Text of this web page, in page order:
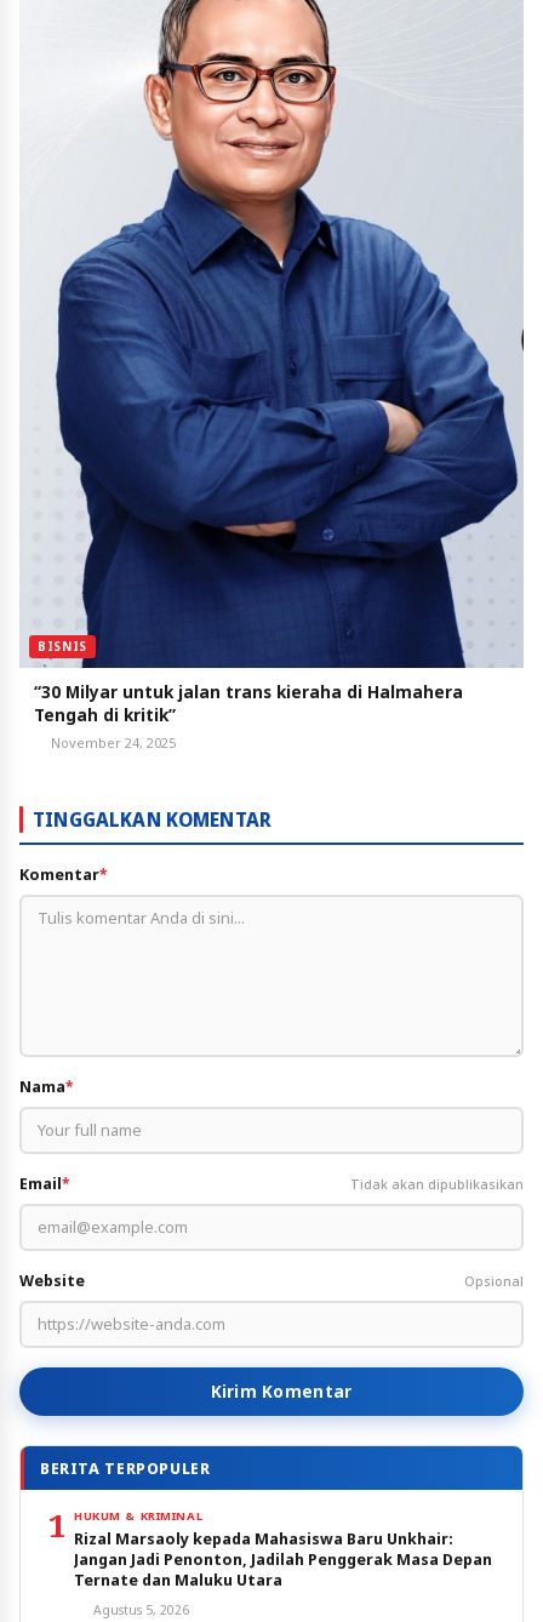
BISNIS
“30 Milyar untuk jalan trans kieraha di Halmahera
Tengah di kritik”
November 24, 2025
TINGGALKAN KOMENTAR
Komentar*
Nama*
Email* Tidak akan dipublikasikan
Website Opsional
Kirim Komentar
BERITA TERPOPULER
1 HUKUM & KRIMINAL
Rizal Marsaoly kepada Mahasiswa Baru Unkhair:
Jangan Jadi Penonton, Jadilah Penggerak Masa Depan
Ternate dan Maluku Utara
Agustus 5, 2026